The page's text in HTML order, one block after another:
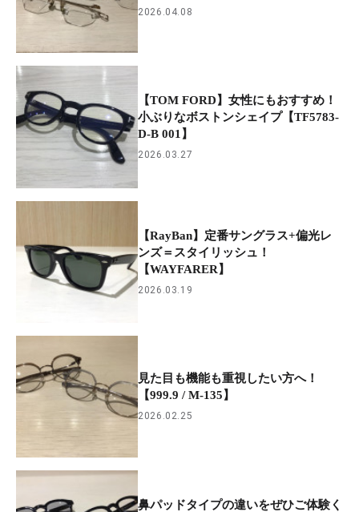
2026.04.08
【TOM FORD】女性にもおすすめ！
小ぶりなボストンシェイプ【TF5783-
D-B 001】
2026.03.27
【RayBan】定番サングラス+偏光レ
ンズ＝スタイリッシュ！
【WAYFARER】
2026.03.19
見た目も機能も重視したい方へ！
【999.9 / M-135】
2026.02.25
鼻パッドタイプの違いをぜひご体験く